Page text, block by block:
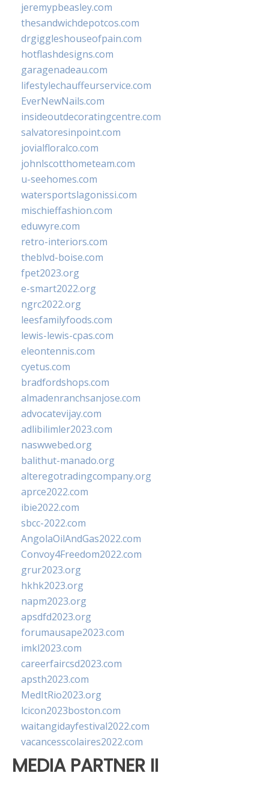
jeremypbeasley.com
thesandwichdepotcos.com
drgiggleshouseofpain.com
hotflashdesigns.com
garagenadeau.com
lifestylechauffeurservice.com
EverNewNails.com
insideoutdecoratingcentre.com
salvatoresinpoint.com
jovialfloralco.com
johnlscotthometeam.com
u-seehomes.com
watersportslagonissi.com
mischieffashion.com
eduwyre.com
retro-interiors.com
theblvd-boise.com
fpet2023.org
e-smart2022.org
ngrc2022.org
leesfamilyfoods.com
lewis-lewis-cpas.com
eleontennis.com
cyetus.com
bradfordshops.com
almadenranchsanjose.com
advocatevijay.com
adlibilimler2023.com
naswwebed.org
balithut-manado.org
alteregotradingcompany.org
aprce2022.com
ibie2022.com
sbcc-2022.com
AngolaOilAndGas2022.com
Convoy4Freedom2022.com
grur2023.org
hkhk2023.org
napm2023.org
apsdfd2023.org
forumausape2023.com
imkl2023.com
careerfaircsd2023.com
apsth2023.com
MedItRio2023.org
lcicon2023boston.com
waitangidayfestival2022.com
vacancesscolaires2022.com
MEDIA PARTNER II